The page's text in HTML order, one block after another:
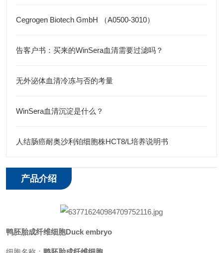
Cegrogen Biotech GmbH （A0500-3010）
告客户书：买来的WinSera血清需要过滤吗？
无外泌体血清冷冻与否的考量
WinSera血清沉淀是什么？
人结肠癌耐奥沙利铂细胞株HCT8/L培养说明书
产品介绍
鸭胚胎成纤维细胞Duck embryo